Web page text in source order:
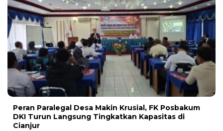
Peran Paralegal Desa Makin Krusial, FK Posbakum
DKI Turun Langsung Tingkatkan Kapasitas di
Cianjur